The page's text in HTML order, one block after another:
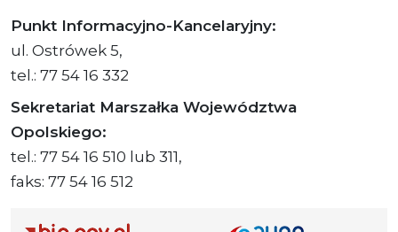
Punkt Informacyjno-Kancelaryjny:
ul. Ostrówek 5,
tel.: 77 54 16 332
Sekretariat Marszałka Województwa
Opolskiego:
tel.: 77 54 16 510 lub 311,
faks: 77 54 16 512